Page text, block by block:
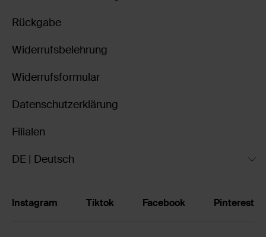
Rückgabe
Widerrufsbelehrung
Widerrufsformular
Datenschutzerklärung
Filialen
DE | Deutsch
Instagram Tiktok Facebook Pinterest